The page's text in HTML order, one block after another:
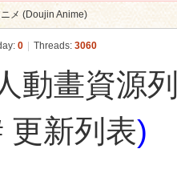
ニメ (Doujin Anime)
0 Threads: 3060
動畫資源
更新列表)